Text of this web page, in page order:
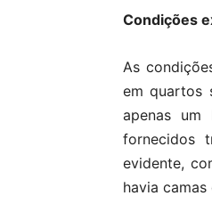
Condições
As
em quartos
apenas
fornecidos
evidente,
havia